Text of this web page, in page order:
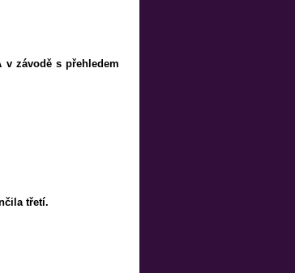
závodě s přehledem
třetí.